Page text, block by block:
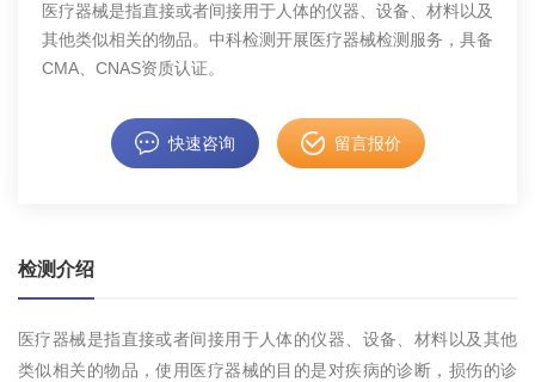
医疗器械是指直接或者间接用于人体的仪器、设备、材料以及
其他类似相关的物品。中科检测开展医疗器械检测服务，具备
CMA、CNAS资质认证。
快速咨询 留言报价
检测介绍
医疗器械是指直接或者间接用于人体的仪器、设备、材料以及其他
类似相关的物品，使用医疗器械的目的是对疾病的诊断，损伤的诊